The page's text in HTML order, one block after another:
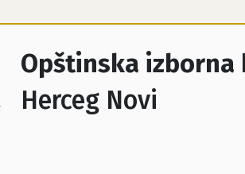
Opštinska izborna
Herceg Novi